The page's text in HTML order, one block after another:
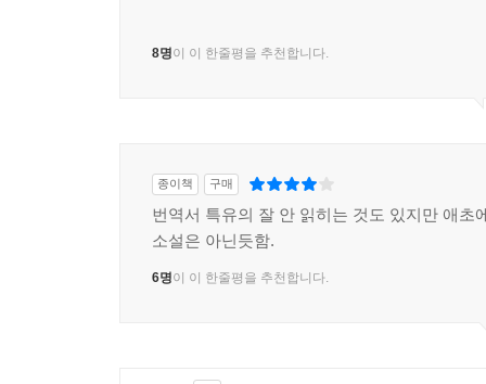
8명이 이 한줄평을 추천합니다.
종이책 구매
번역서 특유의 잘 안 읽히는 것도 있지만 애초
소설은 아닌듯함.
6명이 이 한줄평을 추천합니다.